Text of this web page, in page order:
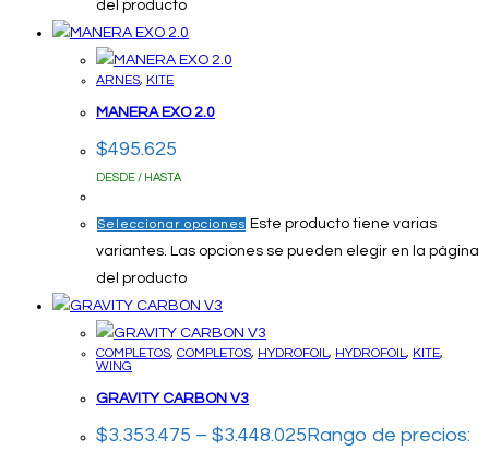
del producto
ARNES, KITE
MANERA EXO 2.0
$495.625
DESDE / HASTA
Seleccionar opciones Este producto tiene varias
variantes. Las opciones se pueden elegir en la página
del producto
COMPLETOS, COMPLETOS, HYDROFOIL, HYDROFOIL, KITE,
WING
GRAVITY CARBON V3
$3.353.475 – $3.448.025Rango de precios: